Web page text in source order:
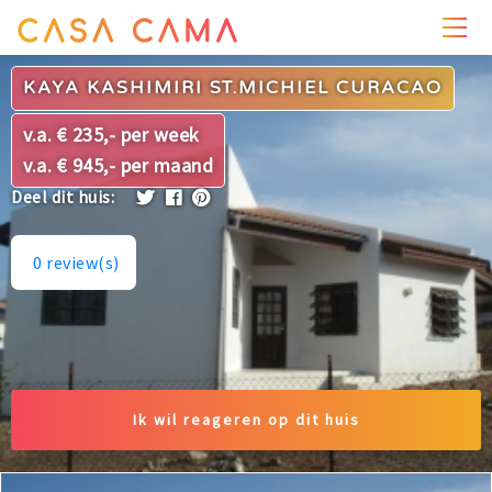
PRIJZEN WONING
KAYA KASHIMIRI ST.MICHIEL CURACAO
v.a. € 235,- per week
v.a. € 945,- per maand
Deel dit huis:
0 review(s)
Ik wil reageren op dit huis